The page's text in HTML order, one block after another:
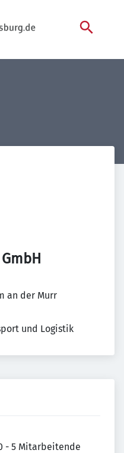
an der Murr
und Logistik
- 5 Mitarbeitende